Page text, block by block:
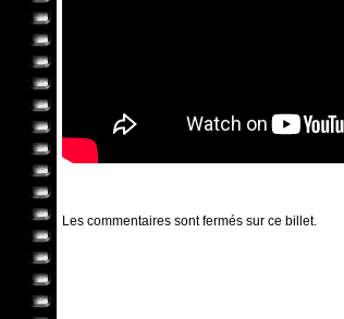
Les commentaires sont fermés sur ce billet.